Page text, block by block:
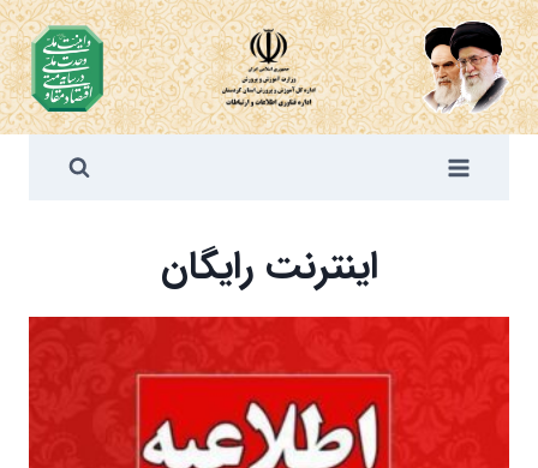
بازگشت
به
محتوا
اینترنت رایگان